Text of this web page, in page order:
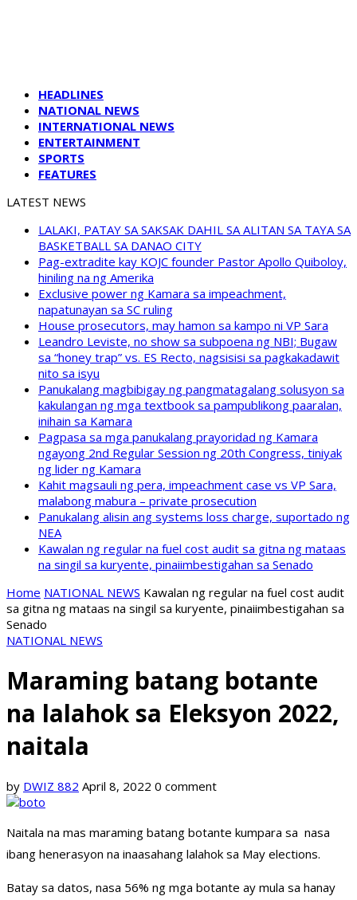
HEADLINES
NATIONAL NEWS
INTERNATIONAL NEWS
ENTERTAINMENT
SPORTS
FEATURES
LATEST NEWS
LALAKI, PATAY SA SAKSAK DAHIL SA ALITAN SA TAYA SA
BASKETBALL SA DANAO CITY
Pag-extradite kay KOJC founder Pastor Apollo Quiboloy,
hiniling na ng Amerika
Exclusive power ng Kamara sa impeachment,
napatunayan sa SC ruling
House prosecutors, may hamon sa kampo ni VP Sara
Leandro Leviste, no show sa subpoena ng NBI; Bugaw
sa “honey trap” vs. ES Recto, nagsisisi sa pagkakadawit
nito sa isyu
Panukalang magbibigay ng pangmatagalang solusyon sa
kakulangan ng mga textbook sa pampublikong paaralan,
inihain sa Kamara
Pagpasa sa mga panukalang prayoridad ng Kamara
ngayong 2nd Regular Session ng 20th Congress, tiniyak
ng lider ng Kamara
Kahit magsauli ng pera, impeachment case vs VP Sara,
malabong mabura – private prosecution
Panukalang alisin ang systems loss charge, suportado ng
NEA
Kawalan ng regular na fuel cost audit sa gitna ng mataas
na singil sa kuryente, pinaiimbestigahan sa Senado
Home NATIONAL NEWS Kawalan ng regular na fuel cost audit
sa gitna ng mataas na singil sa kuryente, pinaiimbestigahan sa
Senado
NATIONAL NEWS
Maraming batang botante
na lalahok sa Eleksyon 2022,
naitala
by DWIZ 882 April 8, 2022 0 comment
Naitala na mas maraming batang botante kumpara sa nasa
ibang henerasyon na inaasahang lalahok sa May elections.
Batay sa datos, nasa 56% ng mga botante ay mula sa hanay